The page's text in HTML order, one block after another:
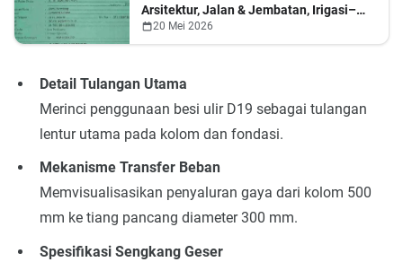
Arsitektur, Jalan & Jembatan, Irigasi–
Persungaian Rawa, dan Perpipaan Air
Bersih
20 Mei 2026
Detail Tulangan Utama
Merinci penggunaan besi ulir D19 sebagai tulangan
lentur utama pada kolom dan fondasi.
Mekanisme Transfer Beban
Memvisualisasikan penyaluran gaya dari kolom 500
mm ke tiang pancang diameter 300 mm.
Spesifikasi Sengkang Geser